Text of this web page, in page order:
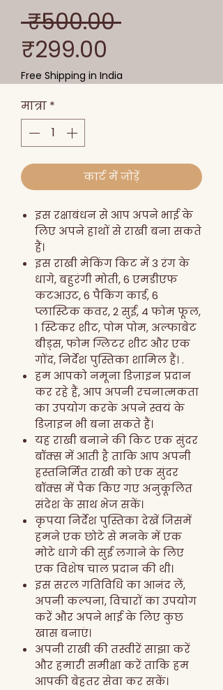
₹500.00 नियमित
₹299.00
मूल्य
Free Shipping in India
मात्रा *
कार्ट में जोड़ें
इस रक्षाबंधन से आप अपने भाई के
लिए अपने हाथों से राखी बना सकते
हैं।
इस राखी मेकिंग किट में 3 रंग के
धागे, बहुरंगी मोती, 6 एमडीएफ
कटआउट, 6 पैकिंग कार्ड, 6
प्लास्टिक कवर, 2 सुई, 4 फोम फूल,
1 स्टिकर शीट, पोम पोम, अल्फाबेट
बीड्स, फोम ग्लिटर शीट और एक
गोंद, निर्देश पुस्तिका शामिल हैं। .
हम आपको नमूना डिज़ाइन प्रदान
कर रहे हैं, आप अपनी रचनात्मकता
का उपयोग करके अपने स्वयं के
डिज़ाइन भी बना सकते हैं।
यह राखी बनाने की किट एक सुंदर
बॉक्स में आती है ताकि आप अपनी
हस्तनिर्मित राखी को एक सुंदर
बॉक्स में पैक किए गए अनुकूलित
संदेश के साथ भेज सकें।
कृपया निर्देश पुस्तिका देखें जिसमें
हमने एक छोटे से मनके में एक
मोटे धागे की सुई लगाने के लिए
एक विशेष चाल प्रदान की थी।
इस सरल गतिविधि का आनंद लें,
अपनी कल्पना, विचारों का उपयोग
करें और अपने भाई के लिए कुछ
खास बनाएं।
अपनी राखी की तस्वीरें साझा करें
और हमारी समीक्षा करें ताकि हम
आपकी बेहतर सेवा कर सकें।